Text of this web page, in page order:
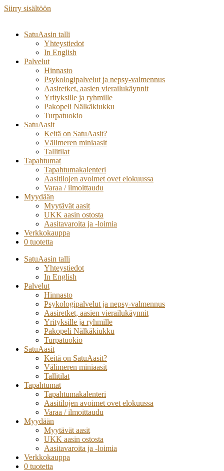
Siirry sisältöön
SatuAasin talli
Yhteystiedot
In English
Palvelut
Hinnasto
Psykologipalvelut ja nepsy-valmennus
Aasiretket, aasien vierailukäynnit
Yrityksille ja ryhmille
Pakopeli Nälkäkiukku
Turpatuokio
SatuAasit
Keitä on SatuAasit?
Välimeren miniaasit
Tallitilat
Tapahtumat
Tapahtumakalenteri
Aasitilojen avoimet ovet elokuussa
Varaa / ilmoittaudu
Myydään
Myytävät aasit
UKK aasin ostosta
Aasitavaroita ja -loimia
Verkkokauppa
0 tuotetta
SatuAasin talli
Yhteystiedot
In English
Palvelut
Hinnasto
Psykologipalvelut ja nepsy-valmennus
Aasiretket, aasien vierailukäynnit
Yrityksille ja ryhmille
Pakopeli Nälkäkiukku
Turpatuokio
SatuAasit
Keitä on SatuAasit?
Välimeren miniaasit
Tallitilat
Tapahtumat
Tapahtumakalenteri
Aasitilojen avoimet ovet elokuussa
Varaa / ilmoittaudu
Myydään
Myytävät aasit
UKK aasin ostosta
Aasitavaroita ja -loimia
Verkkokauppa
0 tuotetta